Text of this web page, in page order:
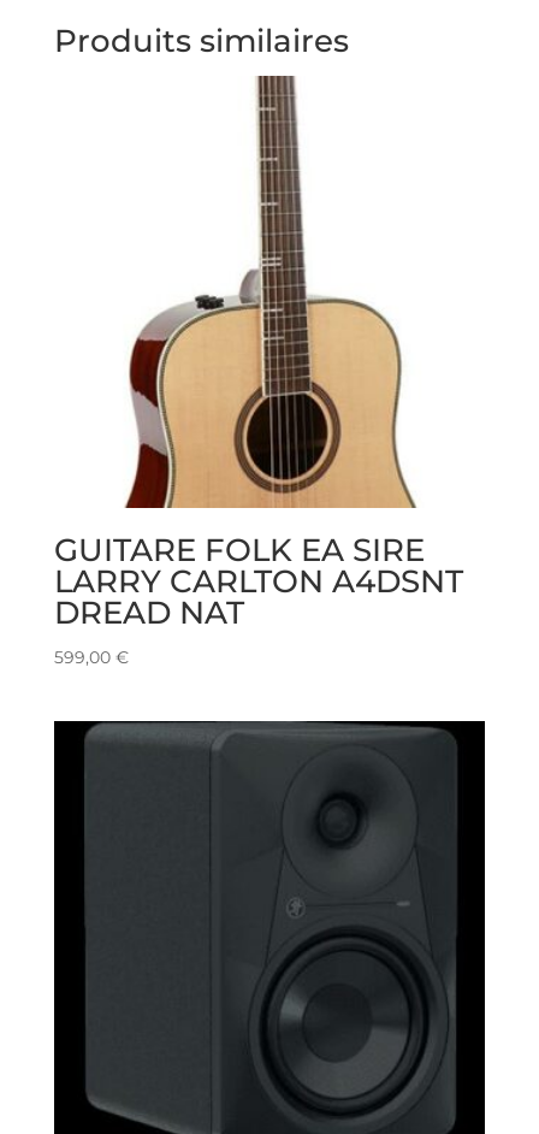
Produits similaires
GUITARE FOLK EA SIRE
LARRY CARLTON A4DSNT
DREAD NAT
599,00 €